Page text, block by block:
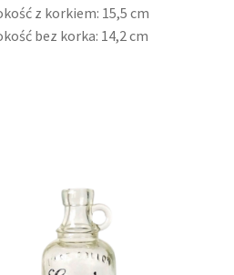
z korkiem: 15,5 cm
bez korka: 14,2 cm